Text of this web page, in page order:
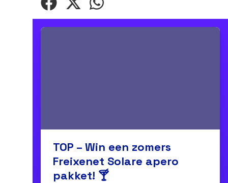
TOP – Win een zomers
Freixenet Solare apero
pakket! 🍸